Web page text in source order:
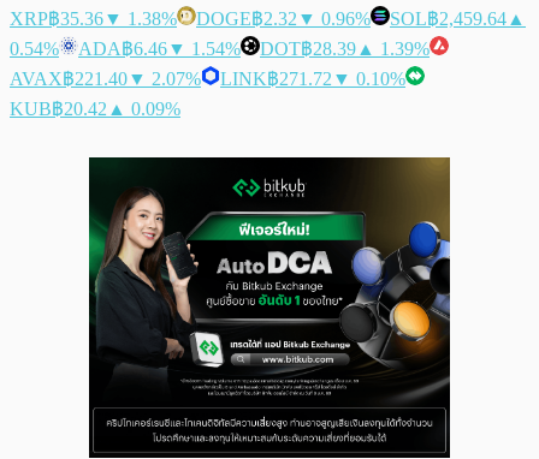
XRP฿35.36▼ 1.38% DOGE฿2.32 ▼ 0.96% SOL฿2,459.64 ▲
0.54%
ADA฿6.46▼ 1.54% DOT฿28.39 ▲ 1.39%
AVAX฿221.40▼ 2.07% LINK฿271.72 ▼ 0.10%
KUB฿20.42 ▲ 0.09%